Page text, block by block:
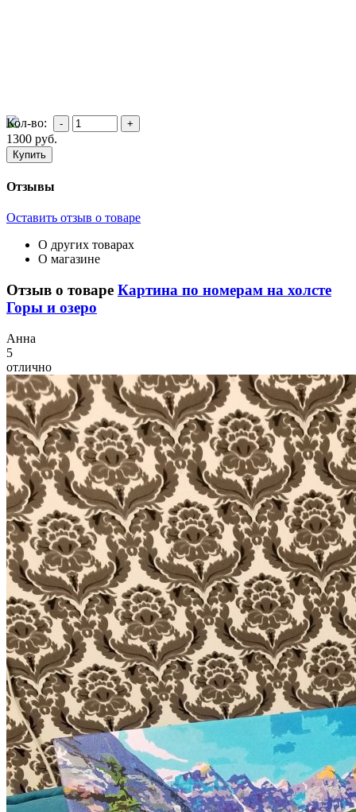
Кол-во:
1300 руб.
Отзывы
Оставить отзыв о товаре
О других товарах
О магазине
Отзыв о товаре Картина по номерам на холсте
Горы и озеро
Анна
5
отлично